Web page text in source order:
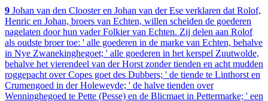
9 Johan van den Clooster en Johan van der Ese verklaren dat Rolof,
Henric en Johan, broers van Echten, willen scheiden de goederen
nagelaten door hun vader Folkier van Echten. Zij delen aan Rolof
als oudste broer toe: ' alle goederen in de marke van Echten, behalve
in Nye Zwanekinghegoet; ' alle goederen in het kerspel Zuutwolde,
behalve het vierendeel van der Horst zonder tienden en acht mudden
roggepacht over Copes goet des Dubbers; ' de tiende te Linthorst en
Crumengoed in der Holeweyde; ' de halve tienden over
Wenninghegoed te Pette (Pesse) en de Blicmaet in Pettermarke; ' een